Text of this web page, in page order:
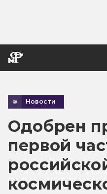
Новости
Одобрен
первой